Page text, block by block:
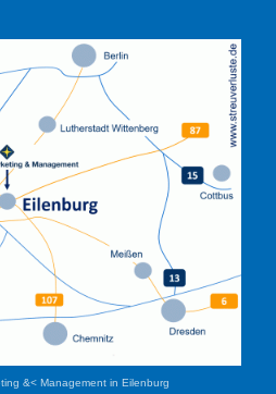
&< Management in Eilenburg